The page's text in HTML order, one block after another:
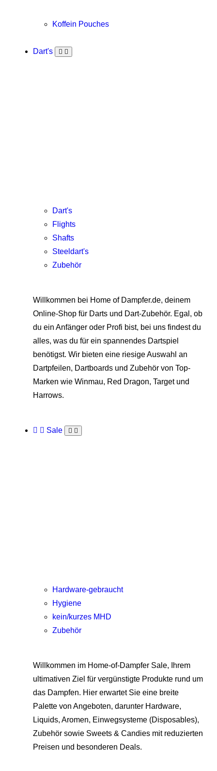
Koffein Pouches
Dart's
Dart's
Flights
Shafts
Steeldart's
Zubehör
Willkommen bei Home of Dampfer.de, deinem
Online-Shop für Darts und Dart-Zubehör. Egal, ob
du ein Anfänger oder Profi bist, bei uns findest du
alles, was du für ein spannendes Dartspiel
benötigst. Wir bieten eine riesige Auswahl an
Dartpfeilen, Dartboards und Zubehör von Top-
Marken wie Winmau, Red Dragon, Target und
Harrows.
Sale
Hardware-gebraucht
Hygiene
kein/kurzes MHD
Zubehör
Willkommen im Home-of-Dampfer Sale, Ihrem
ultimativen Ziel für vergünstigte Produkte rund um
das Dampfen. Hier erwartet Sie eine breite
Palette von Angeboten, darunter Hardware,
Liquids, Aromen, Einwegsysteme (Disposables),
Zubehör sowie Sweets & Candies mit reduzierten
Preisen und besonderen Deals.